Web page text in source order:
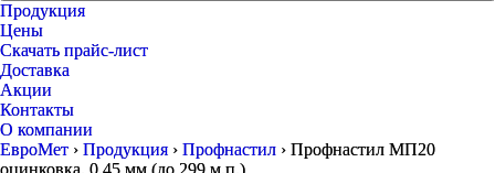
Продукция
Цены
Скачать прайс-лист
Доставка
Акции
Контакты
О компании
ЕвроМет › Продукция › Профнастил › Профнастил МП20
оцинковка, 0,45 мм (до 299 м.п.)